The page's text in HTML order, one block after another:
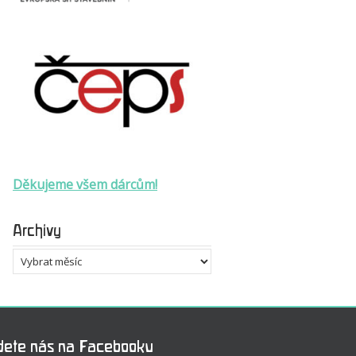
Děkujeme všem dárcům!
Archivy
Archivy
nás na Facebooku